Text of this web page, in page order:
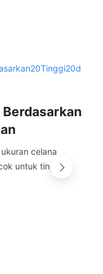
celana
untuk tinggi